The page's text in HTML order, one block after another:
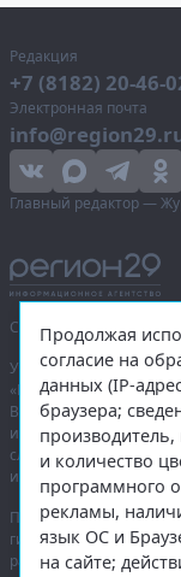
Редакция
+7 (8182) 20-46-
Электронная почта
Главный редактор —
Сетевое издание
Учредитель —
«Правда Севера».
Выписка из реестра
информации:ЭЛ № ФС
службой по надзору в
и массовых
При полном или
гиперссылка на
разрешения
Продолжая
согласие на
данных (IP-
браузера;
и количество
программного
рекламы,
язык ОС и
на сайте;